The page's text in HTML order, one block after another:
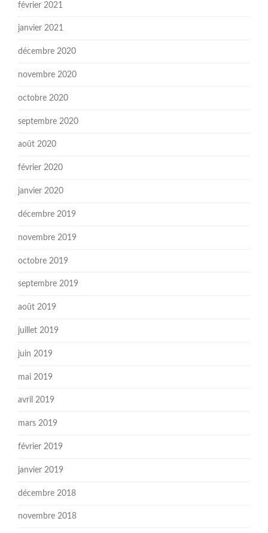
février 2021
janvier 2021
décembre 2020
novembre 2020
octobre 2020
septembre 2020
août 2020
février 2020
janvier 2020
décembre 2019
novembre 2019
octobre 2019
septembre 2019
août 2019
juillet 2019
juin 2019
mai 2019
avril 2019
mars 2019
février 2019
janvier 2019
décembre 2018
novembre 2018